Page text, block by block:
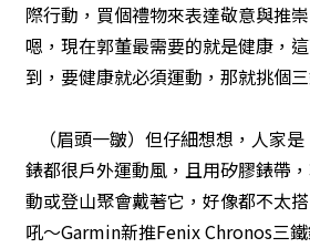
際行動，買個禮物來表達敬意與推
嗯，現在郭董最需要的就是健康，
到，要健康就必須運動，那就挑個
（眉頭一皺）但仔細想想，人家
錶都很戶外運動風，且用矽膠錶帶
動或登山聚會戴著它，好像都不太
吼～Garmin新推Fenix Chronos三